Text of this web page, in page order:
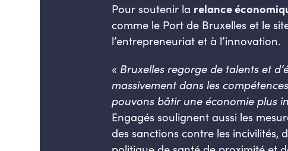
Pour soutenir la relance
comme le Port de Bruxelles et le
l’entrepreneuriat et à l’innovation.
« Bruxelles regorge de talents et
massivement dans les
pouvons bâtir une économie plus
Engagés soulignent aussi les
des sanctions contre les incivilités,